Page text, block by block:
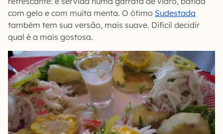
com gelo e com muita menta. O ótimo Sudestada
também tem sua versão, mais suave. Difícil decidir
qual é a mais gostosa.